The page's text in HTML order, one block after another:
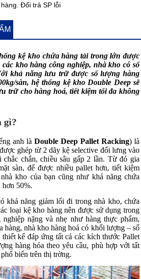
Đổi trả SP lỗi
kệ kho chứa hàng tải trong lớn được
kho hàng công nghiệp, nhà kho có số
khả năng lưu trữ được số lượng hàng
sàn, hệ thống kệ kho Double Deep sẽ
trữ cho hàng hoá, tiết kiệm tối đa không
gì?
anh là Double Deep Pallet Racking) là
ghép từ 2 dãy kệ selective đối lưng vào
chắc chắn, chiều sâu gấp 2 lần. Từ đó gia
sàn, để được nhiều pallet hơn, tiết kiệm
kho của bạn cũng như khả năng chứa
hơn 50%.
khả năng giảm lối đi trong nhà kho, chứa
loại kệ kho hàng nên được sử dụng trong
nghiệp nặng và nhẹ như hàng thực phẩm,
hàng, nhà kho hàng hoá có khối lượng – số
kế đáp ứng tất cả các kích thước Pallet
hàng hóa theo yêu cầu, phù hợp với tất
biến trên thị trờng.